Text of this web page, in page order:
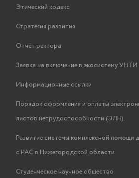
Этический кодекс
Стратегия развития
Отчёт ректора
Заявка на включение в экосистему УНТИ
Информационные ссылки
Порядок оформления и оплаты
листов нетрудоспособности (ЭЛН).
Развитие системы комплексной помощи
с РАС в Нижегородской области
Студенческое научное общество